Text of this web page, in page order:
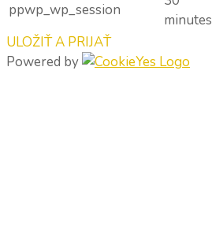
ppwp_wp_session
minutes
ULOŽIŤ A PRIJAŤ
Powered by